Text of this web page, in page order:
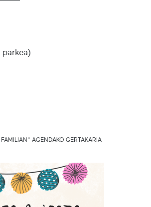
parkea)
FAMILIAN" AGENDAKO GERTAKARIA